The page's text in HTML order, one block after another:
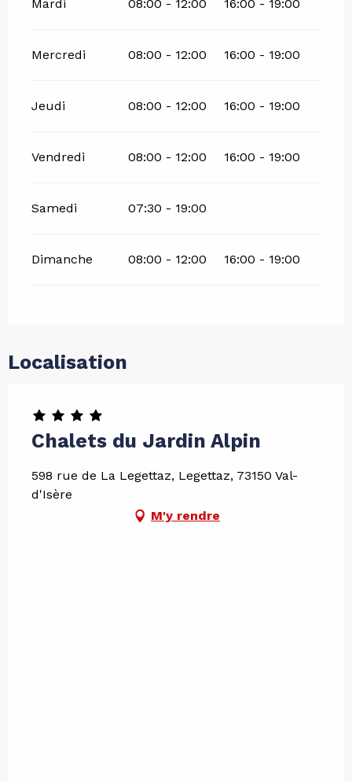
Mardi 08:00 - 12:00 16:00 - 19:00
Mercredi 08:00 - 12:00 16:00 - 19:00
Jeudi 08:00 - 12:00 16:00 - 19:00
Vendredi 08:00 - 12:00 16:00 - 19:00
Samedi 07:30 - 19:00
Dimanche 08:00 - 12:00 16:00 - 19:00
Localisation
Chalets du Jardin Alpin
598 rue de La Legettaz, Legettaz, 73150 Val-
d'Isère
M'y rendre